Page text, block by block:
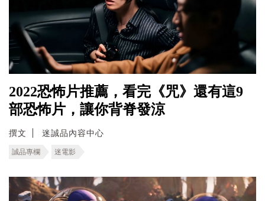
2022恐怖片推薦，看完《咒》還有這9
部恐怖片，讓你背脊發涼
撰文 迷誠品內容中心
誠品專欄 迷電影